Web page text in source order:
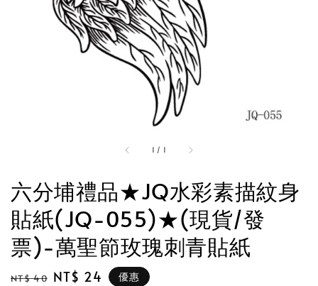
1 / 1
六分埔禮品★JQ水彩素描紋身
貼紙(JQ-055)★(現貨/發
票)-萬聖節玫瑰刺青貼紙
Regular
NT$ 40 Sale
NT$ 24 優惠